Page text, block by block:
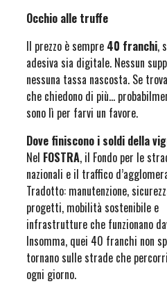
Occhio alle truffe
Il prezzo è sempre 40 franchi,
adesiva sia digitale. Nessun
nessuna tassa nascosta. Se
che chiedono di più…
sono lì per farvi un favore.
Dove finiscono i soldi della
Nel FOSTRA, il Fondo per le
nazionali e il traffico
Tradotto: manutenzione,
progetti, mobilità sostenibile e
infrastrutture che funzionano
Insomma, quei 40 franchi non
tornano sulle strade che
ogni giorno.